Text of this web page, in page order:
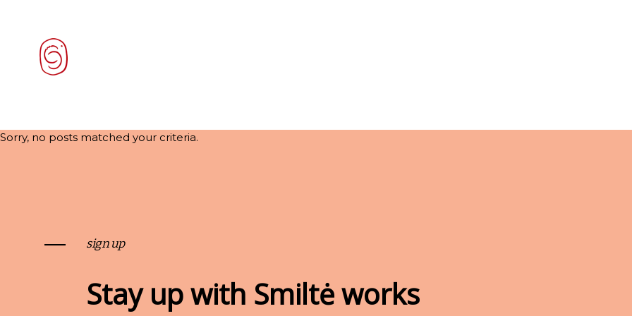
Sorry, no posts matched your criteria.
sign up
Stay up with Smiltė works